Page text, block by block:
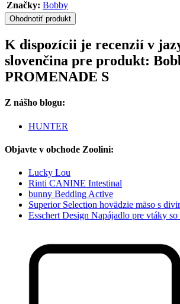
Značky: Bobby
Ohodnotiť produkt
K dispozícii je recenzií v
slovenčina pre produkt:
PROMENADE S
Z nášho blogu:
HUNTER
Objavte v obchode Zoolini:
Lucky Lou
Rinti CANINE Intestinal
bunny Bedding Active
Superior Selection hovädzie mäso s
Esschert Design Napájadlo pre vtáky so